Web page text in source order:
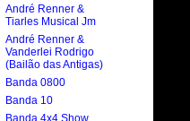
André Renner &
Tiarles Musical Jm
André Renner &
Vanderlei Rodrigo
(Bailão das Antigas)
Banda 0800
Banda 10
Banda 4x4 Show